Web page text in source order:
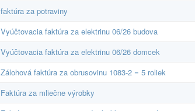
faktúra za potraviny
Vyúčtovacia faktúra za elektrinu 06/26 budova
Vyúčtovacia faktúra za elektrinu 06/26 domcek
Zálohová faktúra za obrusovinu 1083-2 = 5 roliek
Faktúra za mliečne výrobky